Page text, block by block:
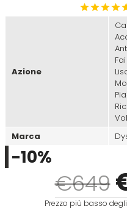
Diva
Dr.K Soap
Azione
Marca
€649
-10%
Prezzo più basso